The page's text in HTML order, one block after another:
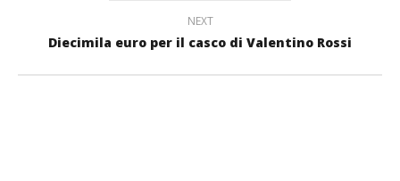
NEXT
Diecimila euro per il casco di Valentino Rossi